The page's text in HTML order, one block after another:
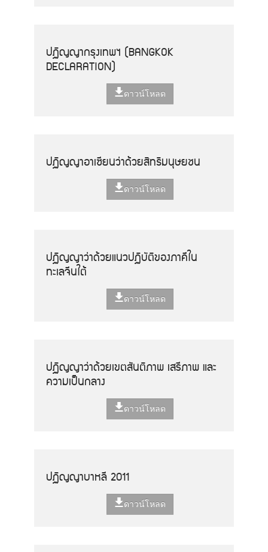
ปฏิญญากรุงเทพฯ (BANGKOK
DECLARATION)
ดาวน์โหลด
ปฏิญญาอาเซียนว่าด้วยสิทธิมนุษยชน
ดาวน์โหลด
ปฏิญญาว่าด้วยแนวปฏิบัติของภาคีใน
ทะเลจีนใต้
ดาวน์โหลด
ปฏิญญาว่าด้วยเขตสันติภาพ เสรีภาพ และ
ความเป็นกลาง
ดาวน์โหลด
ปฏิญญาบาหลี 2011
ดาวน์โหลด